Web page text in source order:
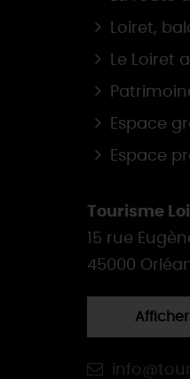
Loiret,
Le Loiret
Espace
Espace
Tourisme
15 rue
45000